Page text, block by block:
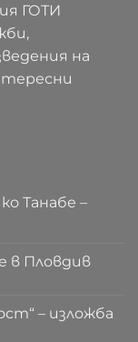
ГОТИ
на
Танабе –
в Пловдив
– изложба